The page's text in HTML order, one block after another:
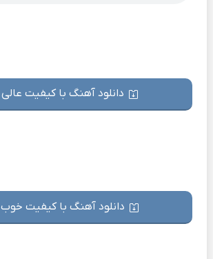
دانلود آهنگ با کیفیت عالی 320
دانلود آهنگ با کیفیت خوب 128